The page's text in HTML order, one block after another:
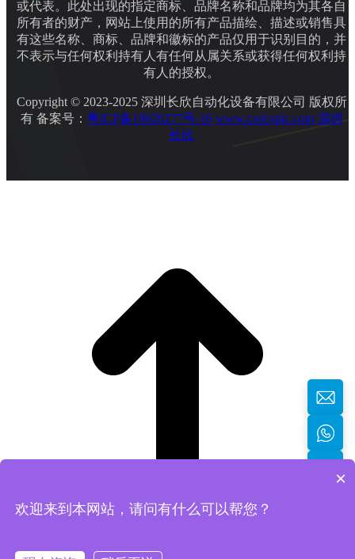
或代表。此处出现的指定商标、品牌名称和品牌均为其各自
所有者的财产，网站上使用的所有产品描绘、描述或销售具
有这些名称、商标、品牌和徽标的产品仅用于识别目的，并
不表示与任何权利持有人有任何从属关系或获得任何权利持
有人的授权。
Copyright © 2023-2025 深圳长欣自动化设备有限公司 版权所
有 备案号： 粤ICP备19020277号-16 www.cxdcsplc.com 深圳
长欣
×
欢迎来到本网站，请问有什么可以帮您？